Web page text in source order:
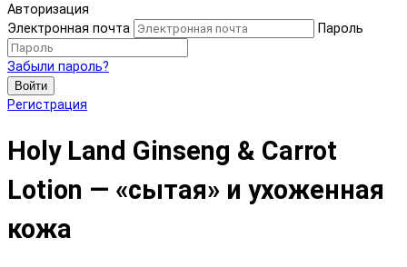
Авторизация
Электронная почта
Пароль
Забыли пароль?
Войти
Регистрация
Holy Land Ginseng & Carrot
Lotion — «сытая» и ухоженная
кожа